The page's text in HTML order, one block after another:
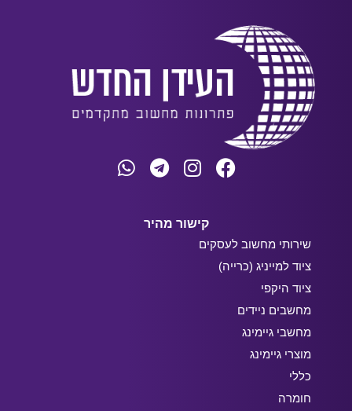
קישור מהיר
שירותי מחשוב לעסקים
ציוד למייניג (כרייה)
ציוד היקפי
מחשבים ניידים
מחשבי גיימינג
מוצרי גיימינג
כללי
חומרה